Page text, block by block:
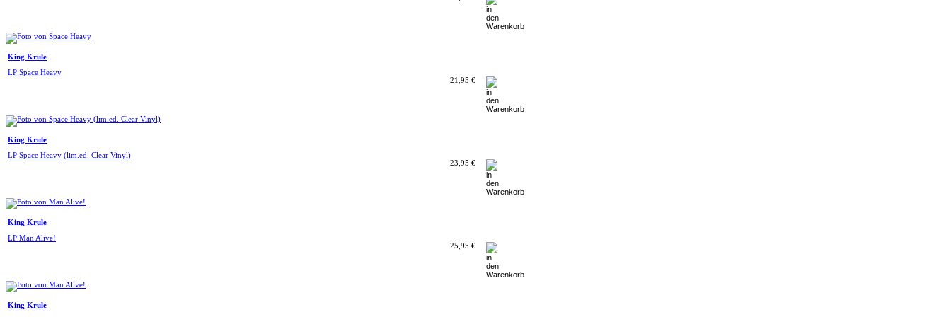
King Krule
LP Space Heavy
21,95 €
King Krule
LP Space Heavy (lim.ed. Clear Vinyl)
23,95 €
King Krule
LP Man Alive!
25,95 €
King Krule